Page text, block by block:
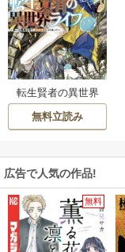
転生賢者の異世界
ライフ
無料立読み
広告で人気の作品!
無料